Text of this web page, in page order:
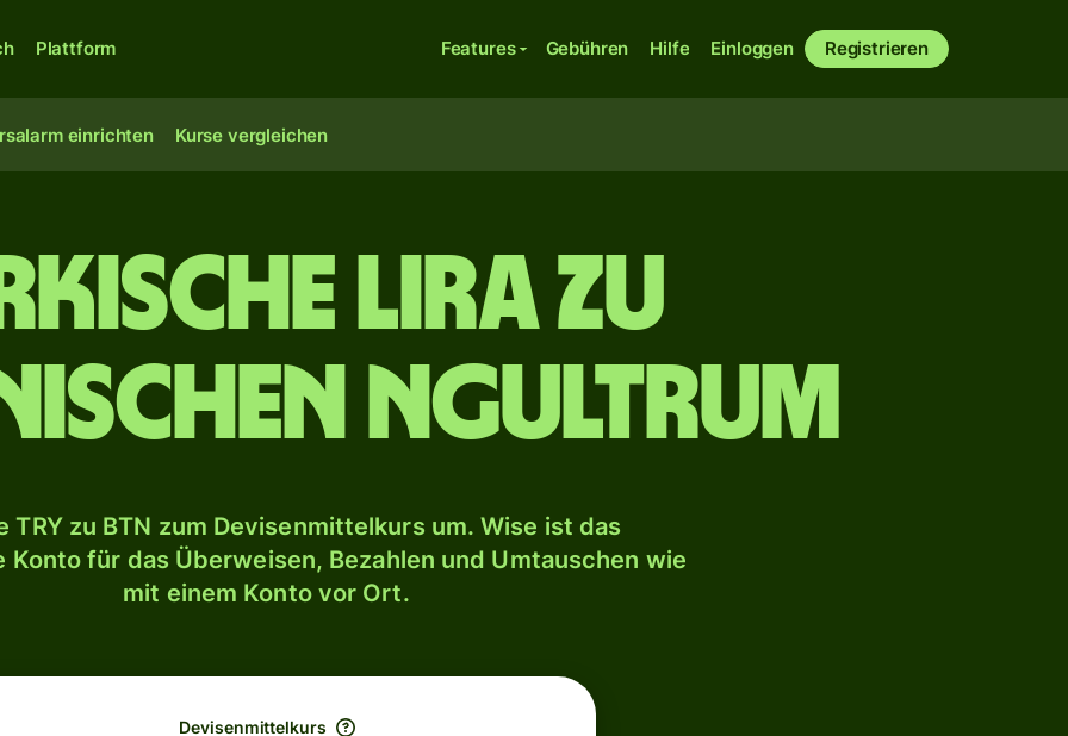
Plattform Features Gebühren Hilfe Einloggen Registrieren
einrichten Kurse vergleichen
Lira zu
Ngultrum
TRY zu BTN zum Devisenmittelkurs um. Wise ist das
Konto für das Überweisen, Bezahlen und Umtauschen wie
mit einem Konto vor Ort.
Devisenmittelkurs